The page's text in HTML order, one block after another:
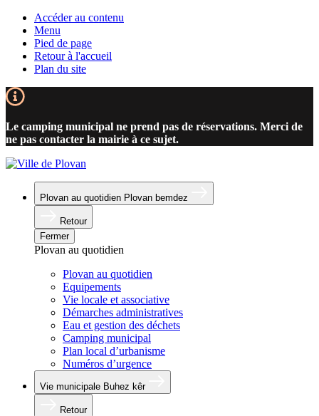
Accéder au contenu
Menu
Pied de page
Retour à l'accueil
Plan du site
Le camping municipal ne prend pas de réservations. Merci de
ne pas contacter la mairie à ce sujet.
Plovan au quotidien Plovan bemdez
Retour
Fermer
Plovan au quotidien
Plovan au quotidien
Equipements
Vie locale et associative
Démarches administratives
Eau et gestion des déchets
Camping municipal
Plan local d’urbanisme
Numéros d’urgence
Vie municipale Buhez kêr
Retour